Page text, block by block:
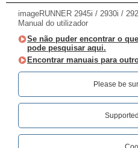
imageRUNNER 2945i / 2930i /
Manual do utilizador
Se não puder encontrar o
pode pesquisar aqui.
Encontrar manuais para
Please be